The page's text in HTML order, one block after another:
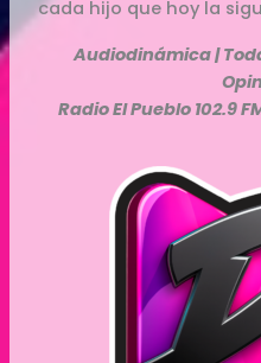
cada hijo que hoy la
Audiodinámica |
Radio El Pueblo 102.9